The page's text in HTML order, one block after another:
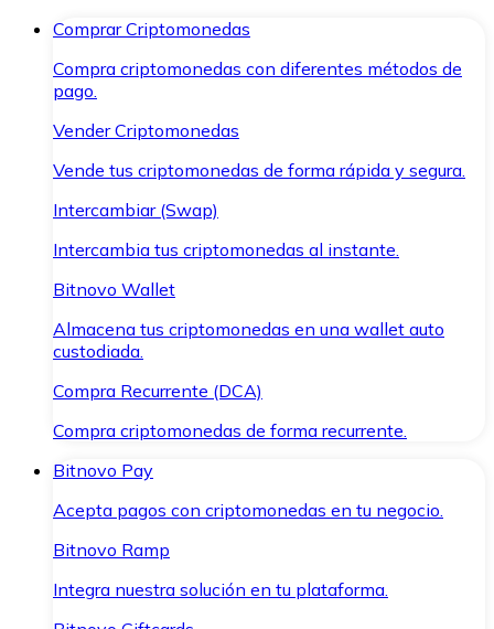
Comprar Criptomonedas
Compra criptomonedas con diferentes métodos de
pago.
Vender Criptomonedas
Vende tus criptomonedas de forma rápida y segura.
Intercambiar (Swap)
Intercambia tus criptomonedas al instante.
Bitnovo Wallet
Almacena tus criptomonedas en una wallet auto
custodiada.
Compra Recurrente (DCA)
Compra criptomonedas de forma recurrente.
Bitnovo Pay
Acepta pagos con criptomonedas en tu negocio.
Bitnovo Ramp
Integra nuestra solución en tu plataforma.